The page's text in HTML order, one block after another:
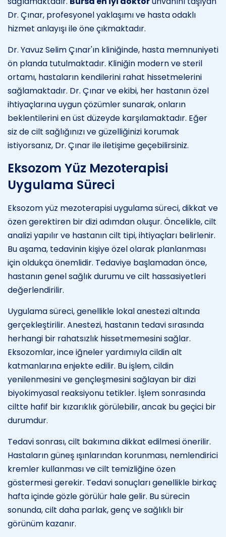
Dr. Çınar, profesyonel yaklaşımı ve hasta odaklı
hizmet anlayışı ile öne çıkmaktadır.
Dr. Yavuz Selim Çınar'ın kliniğinde, hasta memnuniyeti
ön planda tutulmaktadır. Kliniğin modern ve steril
ortamı, hastaların kendilerini rahat hissetmelerini
sağlamaktadır. Dr. Çınar ve ekibi, her hastanın özel
ihtiyaçlarına uygun çözümler sunarak, onların
beklentilerini en üst düzeyde karşılamaktadır. Eğer
siz de cilt sağlığınızı ve güzelliğinizi korumak
istiyorsanız, Dr. Çınar ile iletişime geçebilirsiniz.
Eksozom Yüz Mezoterapisi
Uygulama Süreci
Eksozom yüz mezoterapisi uygulama süreci, dikkat ve
özen gerektiren bir dizi adımdan oluşur. Öncelikle, cilt
analizi yapılır ve hastanın cilt tipi, ihtiyaçları belirlenir.
Bu aşama, tedavinin kişiye özel olarak planlanması
için oldukça önemlidir. Tedaviye başlamadan önce,
hastanın genel sağlık durumu ve cilt hassasiyetleri
değerlendirilir.
Uygulama süreci, genellikle lokal anestezi altında
gerçekleştirilir. Anestezi, hastanın tedavi sırasında
herhangi bir rahatsızlık hissetmemesini sağlar.
Eksozomlar, ince iğneler yardımıyla cildin alt
katmanlarına enjekte edilir. Bu işlem, cildin
yenilenmesini ve gençleşmesini sağlayan bir dizi
biyokimyasal reaksiyonu tetikler. İşlem sonrasında
ciltte hafif bir kızarıklık görülebilir, ancak bu geçici bir
durumdur.
Tedavi sonrası, cilt bakımına dikkat edilmesi önerilir.
Hastaların güneş ışınlarından korunması, nemlendirici
kremler kullanması ve cilt temizliğine özen
göstermesi gerekir. Tedavi sonuçları genellikle birkaç
hafta içinde gözle görülür hale gelir. Bu sürecin
sonunda, cilt daha parlak, genç ve sağlıklı bir
görünüm kazanır.